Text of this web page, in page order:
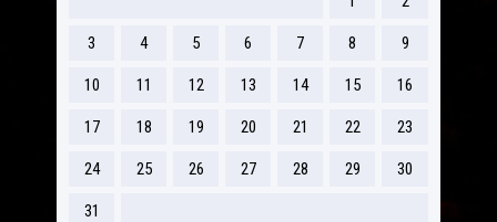
3 4 5 6 7 8 9
10 11 12 13 14 15 16
17 18 19 20 21 22 23
24 25 26 27 28 29 30
31